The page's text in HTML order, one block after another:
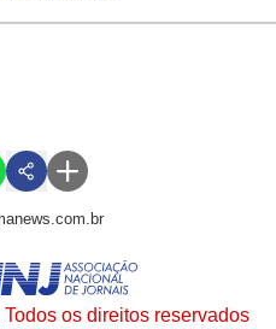
os direitos reservados